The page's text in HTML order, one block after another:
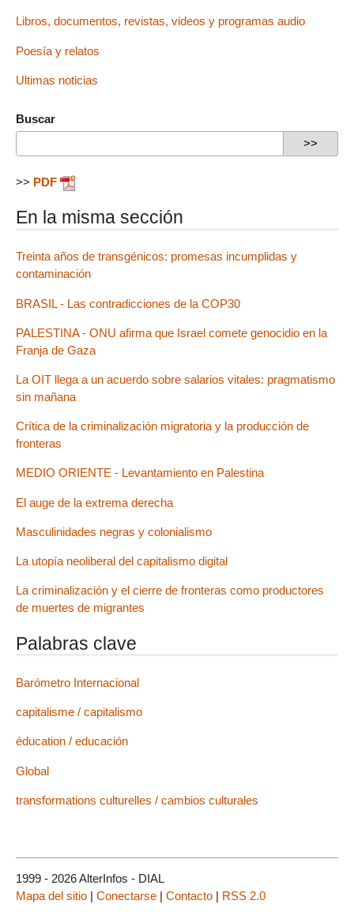
Libros, documentos, revistas, videos y programas audio
Poesía y relatos
Ultimas noticias
Buscar
>> PDF
En la misma sección
Treinta años de transgénicos: promesas incumplidas y
contaminación
BRASIL - Las contradicciones de la COP30
PALESTINA - ONU afirma que Israel comete genocidio en la
Franja de Gaza
La OIT llega a un acuerdo sobre salarios vitales: pragmatismo
sin mañana
Crítica de la criminalización migratoria y la producción de
fronteras
MEDIO ORIENTE - Levantamiento en Palestina
El auge de la extrema derecha
Masculinidades negras y colonialismo
La utopía neoliberal del capitalismo digital
La criminalización y el cierre de fronteras como productores
de muertes de migrantes
Palabras clave
Barómetro Internacional
capitalisme / capitalismo
éducation / educación
Global
transformations culturelles / cambios culturales
1999 - 2026 AlterInfos - DIAL
Mapa del sitio | Conectarse | Contacto | RSS 2.0